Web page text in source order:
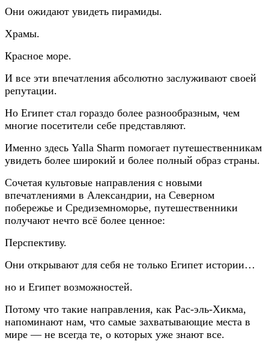
Они ожидают увидеть пирамиды.
Храмы.
Красное море.
И все эти впечатления абсолютно заслуживают своей
репутации.
Но Египет стал гораздо более разнообразным, чем
многие посетители себе представляют.
Именно здесь Yalla Sharm помогает путешественникам
увидеть более широкий и более полный образ страны.
Сочетая культовые направления с новыми
впечатлениями в Александрии, на Северном
побережье и Средиземноморье, путешественники
получают нечто всё более ценное:
Перспективу.
Они открывают для себя не только Египет истории…
но и Египет возможностей.
Потому что такие направления, как Рас-эль-Хикма,
напоминают нам, что самые захватывающие места в
мире — не всегда те, о которых уже знают все.